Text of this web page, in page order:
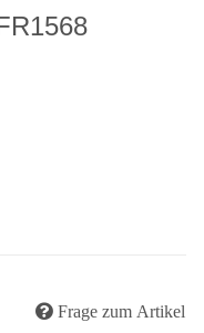
Frage zum Artikel